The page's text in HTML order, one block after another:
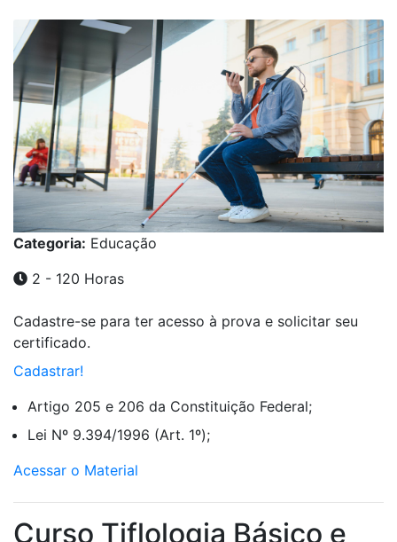
Categoria: Educação
2 - 120 Horas
Cadastre-se para ter acesso à prova e solicitar seu
certificado.
Cadastrar!
Artigo 205 e 206 da Constituição Federal;
Lei Nº 9.394/1996 (Art. 1º);
Acessar o Material
Curso Tiflologia Básico e